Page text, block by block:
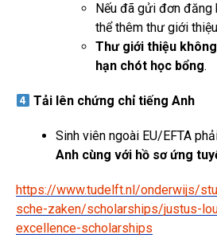
Nếu đã gửi đơn đăng
thể thêm thư giới
Thư giới thiệu
hạn chót học bổng.
Tải lên chứng chỉ tiếng Anh
Sinh viên ngoài EU/EFTA
Anh cùng với hồ sơ ứng
https://www.tudelft.nl/onderwijs/
sche-zaken/scholarships/justus-
excellence-scholarships